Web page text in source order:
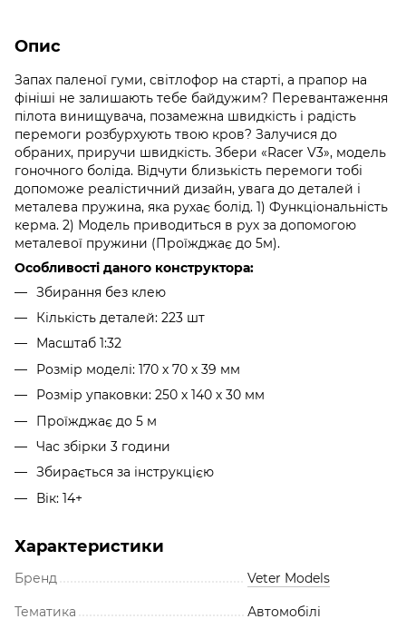
Опис
Запах паленої гуми, світлофор на старті, а прапор на
фініші не залишають тебе байдужим? Перевантаження
пілота винищувача, позамежна швидкість і радість
перемоги розбурхують твою кров? Залучися до
обраних, приручи швидкість. Збери «Racer V3», модель
гоночного боліда. Відчути близькість перемоги тобі
допоможе реалістичний дизайн, увага до деталей і
металева пружина, яка рухає болід. 1) Функціональність
керма. 2) Модель приводиться в рух за допомогою
металевої пружини (Проїжджає до 5м).
Особливості даного конструктора:
Збирання без клею
Кількість деталей: 223 шт
Масштаб 1:32
Розмір моделі: 170 х 70 х 39 мм
Розмір упаковки: 250 х 140 х 30 мм
Проїжджає до 5 м
Час збірки 3 години
Збирається за інструкцією
Вік: 14+
Характеристики
Бренд Veter Models
Тематика Автомобілі